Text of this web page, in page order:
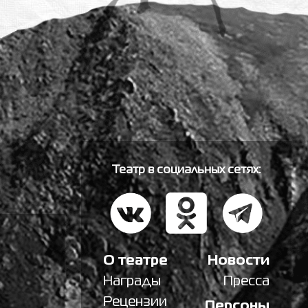
Театр в социальных сетях:
О театре
Награды
Рецензии
Новости
Пресса